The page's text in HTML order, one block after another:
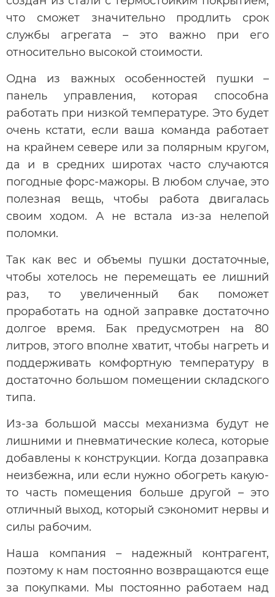
что сможет значительно продлить срок
службы агрегата – это важно при его
относительно высокой стоимости.
Одна из важных особенностей пушки –
панель управления, которая способна
работать при низкой температуре. Это будет
очень кстати, если ваша команда работает
на крайнем севере или за полярным кругом,
да и в средних широтах часто случаются
погодные форс-мажоры. В любом случае, это
полезная вещь, чтобы работа двигалась
своим ходом. А не встала из-за нелепой
поломки.
Так как вес и объемы пушки достаточные,
чтобы хотелось не перемещать ее лишний
раз, то увеличенный бак поможет
проработать на одной заправке достаточно
долгое время. Бак предусмотрен на 80
литров, этого вполне хватит, чтобы нагреть и
поддерживать комфортную температуру в
достаточно большом помещении складского
типа.
Из-за большой массы механизма будут не
лишними и пневматические колеса, которые
добавлены к конструкции. Когда дозаправка
неизбежна, или если нужно обогреть какую-
то часть помещения больше другой – это
отличный выход, который сэкономит нервы и
силы рабочим.
Наша компания – надежный контрагент,
поэтому к нам постоянно возвращаются еще
за покупками. Мы постоянно работаем над